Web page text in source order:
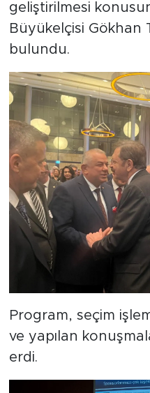
geliştirilmesi
Büyükelçisi Gökhan
bulundu.
Program, seçim
ve yapılan
erdi.